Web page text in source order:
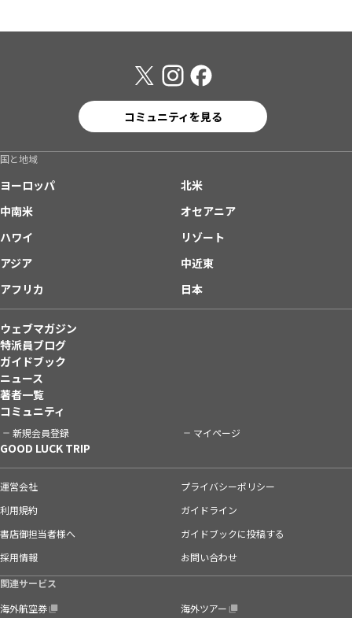
コミュニティを見る
国と地域
ヨーロッパ
北米
中南米
オセアニア
ハワイ
リゾート
アジア
中近東
アフリカ
日本
ウェブマガジン
特派員ブログ
ガイドブック
ニュース
著者一覧
コミュニティ
新規会員登録 マイページ
GOOD LUCK TRIP
運営会社
プライバシーポリシー
利用規約
ガイドライン
書店御担当者様へ
ガイドブックに投稿する
採用情報
お問い合わせ
関連サービス
海外航空券
海外ツアー